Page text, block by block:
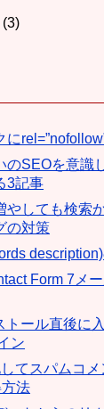
(3)
に
のSEOを意識
3記事
やしても検索
の対策
Form 7メ
トール直後に
ン
てスパムコ
法